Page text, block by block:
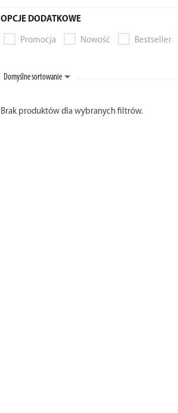
OPCJE DODATKOWE
Promocja Nowość Bestseller
Domyślne sortowanie
Brak produktów dla wybranych filtrów.